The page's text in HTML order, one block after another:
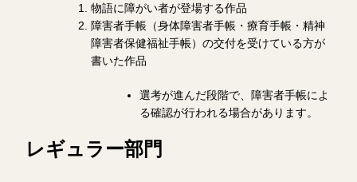
物語に障がい者が登場する作品
障害者手帳（身体障害者手帳・療育手帳・精神
障害者保健福祉手帳）の交付を受けている方が
書いた作品
選考が進んだ段階で、障害者手帳によ
る確認が行われる場合があります。
レギュラー部門